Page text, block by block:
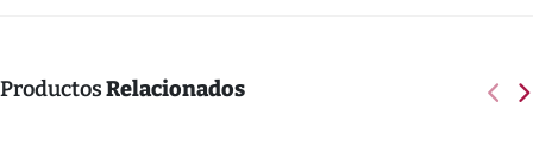
ProductosRelacionados